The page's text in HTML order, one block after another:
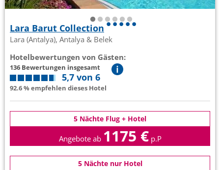
Lara Barut Collection
Lara (Antalya), Antalya & Belek
Hotelbewertungen von Gästen:
136 Bewertungen insgesamt
5,7 von 6
92.6 % empfehlen dieses Hotel
5 Nächte Flug + Hotel
Angebote ab 1175 € p.P
5 Nächte nur Hotel